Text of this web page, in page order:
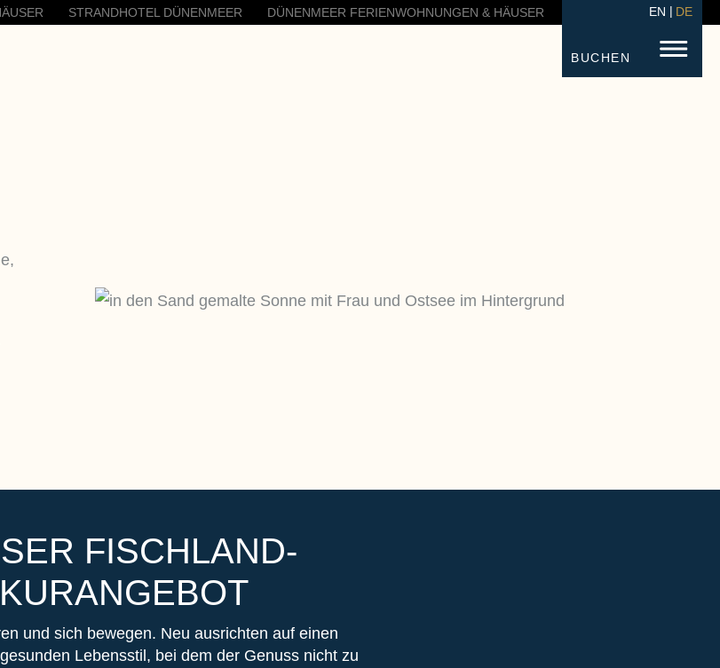
STRANDHOTEL DÜNENMEER DÜNENMEER FERIENWOHNUNGEN & HÄUSER
BUCHEN
EN DE
FISCHLAND-
KURANGEBOT
und sich bewegen. Neu ausrichten auf einen
Lebensstil, bei dem der Genuss nicht zu